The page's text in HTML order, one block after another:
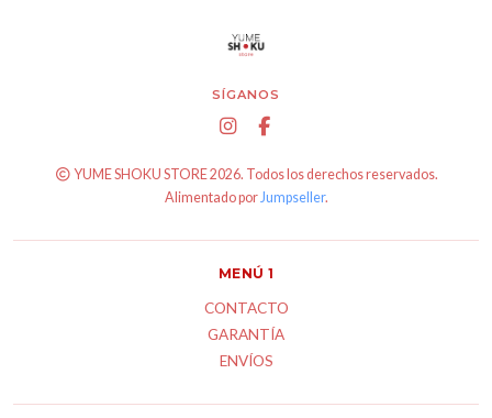
SÍGANOS
YUME SHOKU STORE 2026. Todos los derechos reservados.
Alimentado porJumpseller.
MENÚ 1
CONTACTO
GARANTÍA
ENVÍOS